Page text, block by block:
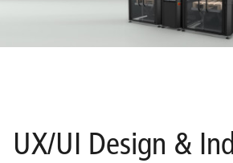
UX/UI Design &